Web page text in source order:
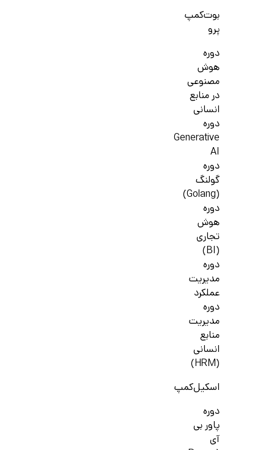
بوت‌کمپ
پرو
دوره
هوش
مصنوعی
در منابع
انسانی
دوره
Generative
AI
دوره
گولنگ
(Golang)
دوره
هوش
تجاری
(BI)
دوره
مدیریت
عملکرد
دوره
مدیریت
منابع
انسانی
(HRM)
اسکیل‌کمپ
دوره
پاور بی
آی